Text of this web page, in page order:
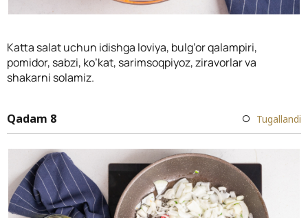
Katta salat uchun idishga loviya, bulg’or qalampiri,
pomidor, sabzi, ko’kat, sarimsoqpiyoz, ziravorlar va
shakarni solamiz.
Qadam 8 Tugallandi